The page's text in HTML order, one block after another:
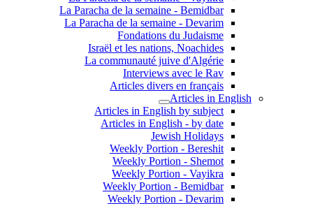
La Paracha de la semaine - Bemidbar
La Paracha de la semaine - Devarim
Fondations du Judaisme
Israël et les nations, Noachides
La communauté juive d'Algérie
Interviews avec le Rav
Articles divers en français
Articles in English
Articles in English by subject
Articles in English - by date
Jewish Holidays
Weekly Portion - Bereshit
Weekly Portion - Shemot
Weekly Portion - Vayikra
Weekly Portion - Bemidbar
Weekly Portion - Devarim